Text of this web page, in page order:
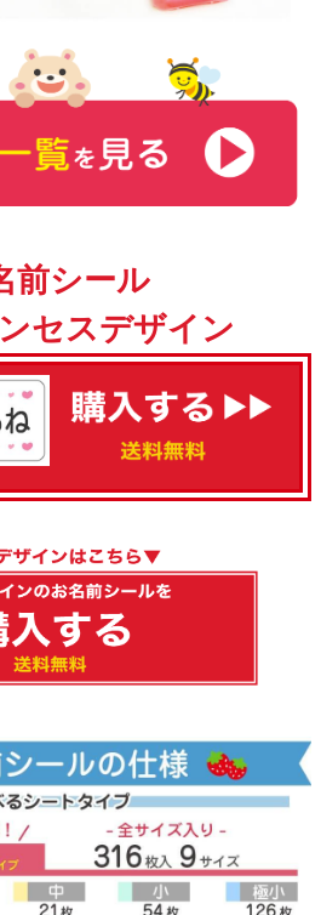
前シール
セスデザイン